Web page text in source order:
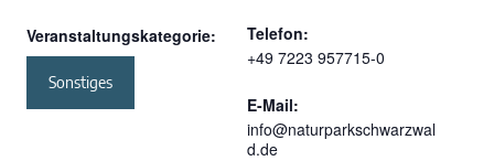
Veranstaltungskategorie:
Sonstiges
Telefon:
+49 7223 957715-0
E-Mail:
info@naturparkschwarzwal
d.de